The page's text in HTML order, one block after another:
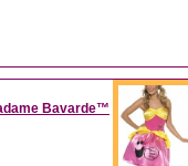
Bavarde™